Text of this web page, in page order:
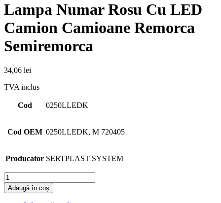
Lampa Numar Rosu Cu LED
Camion Camioane Remorca
Semiremorca
34,06 lei
TVA inclus
Cod 0250LLEDK
Cod OEM 0250LLEDK, M 720405
Producator SERTPLAST SYSTEM
Cantitate
Adaugă în coș